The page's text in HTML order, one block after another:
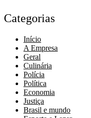
Categorias
Início
A Empresa
Geral
Culinária
Polícia
Política
Economia
Justiça
Brasil e mundo